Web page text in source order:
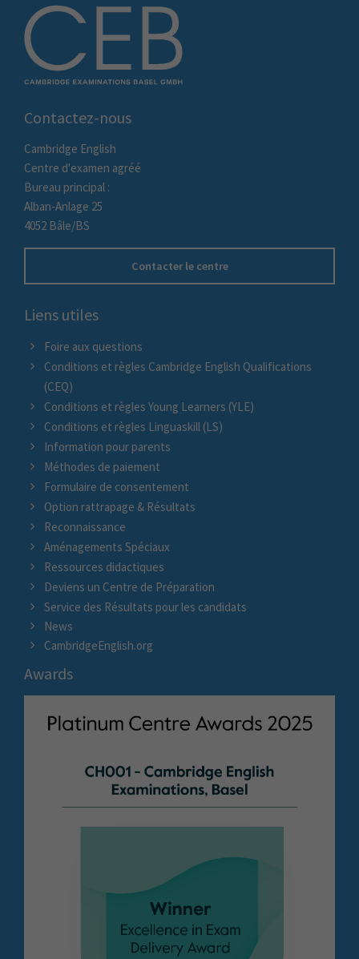
Contactez-nous
Cambridge English
Centre d'examen agréé
Bureau principal :
Alban-Anlage 25
4052 Bâle/BS
Contacter le centre
Liens utiles
Foire aux questions
Conditions et règles Cambridge English Qualifications
(CEQ)
Conditions et règles Young Learners (YLE)
Conditions et règles Linguaskill (LS)
Information pour parents
Méthodes de paiement
Formulaire de consentement
Option rattrapage & Résultats
Reconnaissance
Aménagements Spéciaux
Ressources didactiques
Deviens un Centre de Préparation
Service des Résultats pour les candidats
News
CambridgeEnglish.org
Awards